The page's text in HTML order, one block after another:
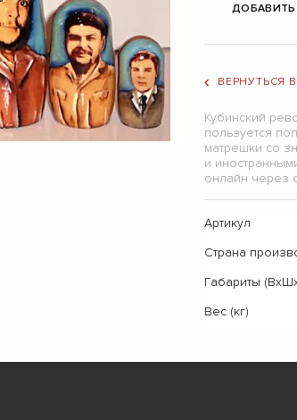
ДОБАВИТЬ
ВЕРНУТЬСЯ
Кубинский
пользуется
матрешки со
и
онлайн через
Артикул
Страна
Габариты
Вес (кг)